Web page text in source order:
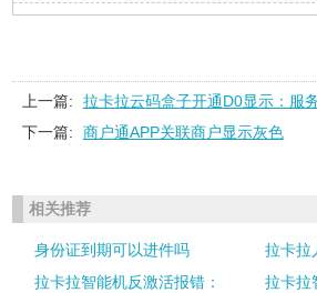
上一篇:
拉卡拉云码盒子开通D0显示：服
下一篇:
商户通APP关联商户显示灰色
相关推荐
身份证到期可以进件吗
拉卡拉
拉卡拉智能机反激活报错：
拉卡拉